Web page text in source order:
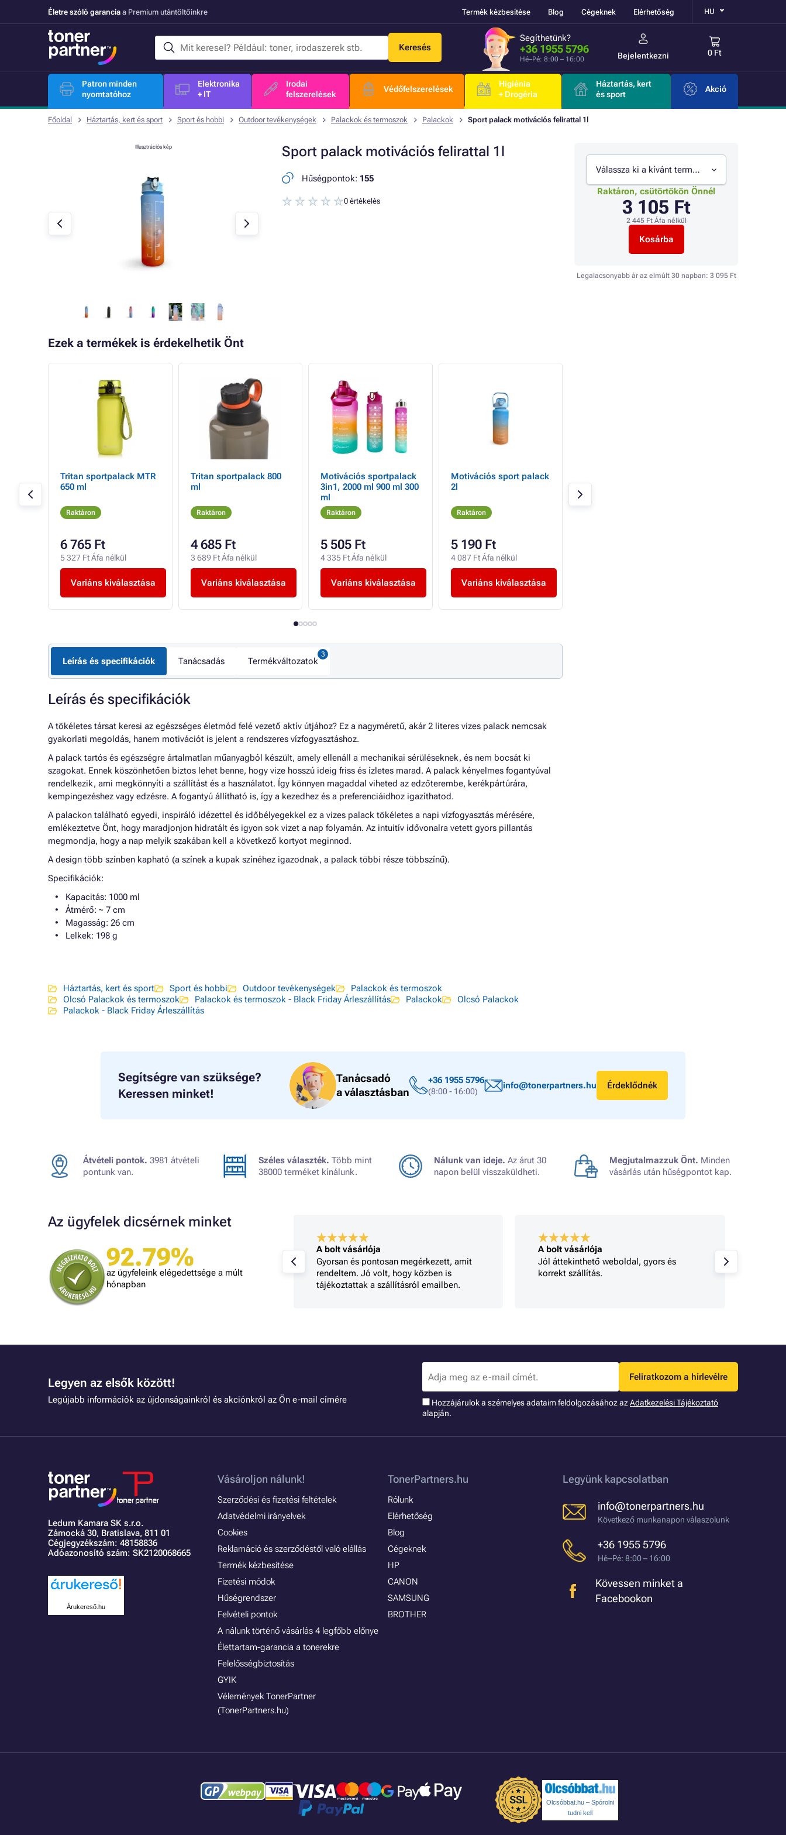
Életre szóló garancia a Premium utántöltőinkre Termék kézbesítése Blog Cégeknek Elérhetőség HU
Keresés
Segíthetünk?
+36 1955 5796
Hé–Pé: 8:00 – 16:00 Bejelentkezni 0 Ft
Patron minden
nyomtatóhoz
Elektronika
+ IT
Irodai
felszerelések
Védőfelszerelések
Higiénia
+ Drogéria
Háztartás, kert
és sport
Akció
Főoldal Háztartás, kert és sport Sport és hobbi Outdoor tevékenységek Palackok és termoszok Palackok Sport palack motivációs felirattal 1l
Sport palack motivációs felirattal 1l
Illusztrációs kép
Hűségpontok: 155
0 értékelés
Válassza ki a kívánt termékváltozatot
Raktáron, csütörtökön Önnél
3 105 Ft
2 445 FtÁfa nélkül
Kosárba
Legalacsonyabb ár az elmúlt 30 napban: 3 095 Ft
Ezek a termékek is érdekelhetik Önt
Tritan sportpalack MTR
650 ml
Raktáron
6 765 Ft
5 327 Ft Áfa nélkül
Variáns kiválasztása
Tritan sportpalack 800
ml
Raktáron
4 685 Ft
3 689 Ft Áfa nélkül
Variáns kiválasztása
Motivációs sportpalack
3in1, 2000 ml 900 ml 300
ml
Raktáron
5 505 Ft
4 335 Ft Áfa nélkül
Variáns kiválasztása
Motivációs sport palack
2l
Raktáron
5 190 Ft
4 087 Ft Áfa nélkül
Variáns kiválasztása
MTR, 350ml, rózsaszín-
kék
Leírás és specifikációk Tanácsadás Termékváltozatok
Leírás és specifikációk
A tökéletes társat keresi az egészséges életmód felé vezető aktív útjához? Ez a nagyméretű, akár 2 literes vizes palack nemcsak
gyakorlati megoldás, hanem motivációt is jelent a rendszeres vízfogyasztáshoz.
A palack tartós és egészségre ártalmatlan műanyagból készült, amely ellenáll a mechanikai sérüléseknek, és nem bocsát ki
szagokat. Ennek köszönhetően biztos lehet benne, hogy vize hosszú ideig friss és ízletes marad. A palack kényelmes fogantyúval
rendelkezik, ami megkönnyíti a szállítást és a használatot. Így könnyen magaddal viheted az edzőterembe, kerékpártúrára,
kempingezéshez vagy edzésre. A fogantyú állítható is, így a kezedhez és a preferenciáidhoz igazíthatod.
A palackon található egyedi, inspiráló idézettel és időbélyegekkel ez a vizes palack tökéletes a napi vízfogyasztás mérésére,
emlékeztetve Önt, hogy maradjonjon hidratált és igyon sok vizet a nap folyamán. Az intuitív idővonalra vetett gyors pillantás
megmondja, hogy a nap melyik szakában kell a következő kortyot meginnod.
A design több színben kapható (a színek a kupak színéhez igazodnak, a palack többi része többszínű).
Specifikációk:
Kapacitás: 1000 ml
Átmérő: ~ 7 cm
Magasság: 26 cm
Lelkek: 198 g
Háztartás, kert és sport Sport és hobbi Outdoor tevékenységek
Palackok és termoszok
Olcsó Palackok és termoszok
Palackok és termoszok - Black Friday Árleszállítás Palackok
Olcsó Palackok
Palackok - Black Friday Árleszállítás
Segítségre van szüksége?
Keressen minket!
Tanácsadó
a választásban
+36 1955 5796
(8:00 - 16:00)
info@tonerpartners.hu Érdeklődnék
Átvételi pontok. 3981 átvételi
pontunk van.
Széles választék. Több mint
38000 terméket kínálunk.
Nálunk van ideje. Az árut 30
napon belül visszaküldheti.
Megjutalmazzuk Önt. Minden
vásárlás után hűségpontot kap.
Az ügyfelek dicsérnek minket
92.79%
az ügyfeleink elégedettsége a múlt
hónapban
Judit
A kiszállítás kicsit lassú volt, egyébként
mindennel meg vagyok elégedve!
A bolt vásárlója
Gyorsan és pontosan megérkezett, amit
rendeltem. Jó volt, hogy közben is
tájékoztattak a szállításról emailben.
A bolt vásárlója
Jól áttekinthető weboldal, gyors és
korrekt szállítás.
Legyen az elsők között!
Legújabb információk az újdonságainkról és akciónkról az Ön e-mail címére
Feliratkozom a hírlevélre
Hozzájárulok a szémelyes adataim feldolgozásához azAdatkezelési Tájékoztató
alapján.
Ledum Kamara SK s.r.o.
Zámocká 30, Bratislava, 811 01
Cégjegyzékszám: 48158836
Adóazonosító szám: SK2120068665
Árukereső.hu
Vásároljon nálunk!
Szerződési és fizetési feltételek
Adatvédelmi irányelvek
Cookies
Reklamáció és szerződéstől való elállás
Termék kézbesítése
Fizetési módok
Hűségrendszer
Felvételi pontok
A nálunk történő vásárlás 4 legfőbb előnye
Élettartam-garancia a tonerekre
Felelősségbiztosítás
GYIK
Vélemények TonerPartner
(TonerPartners.hu)
TonerPartners.hu
Rólunk
Elérhetőség
Blog
Cégeknek
HP
CANON
SAMSUNG
BROTHER
Legyünk kapcsolatban
info@tonerpartners.hu
Következő munkanapon válaszolunk
+36 1955 5796
Hé–Pé: 8:00 – 16:00
Kövessen minket a
Facebookon
Olcsóbbat.hu – Spórolni
tudni kell